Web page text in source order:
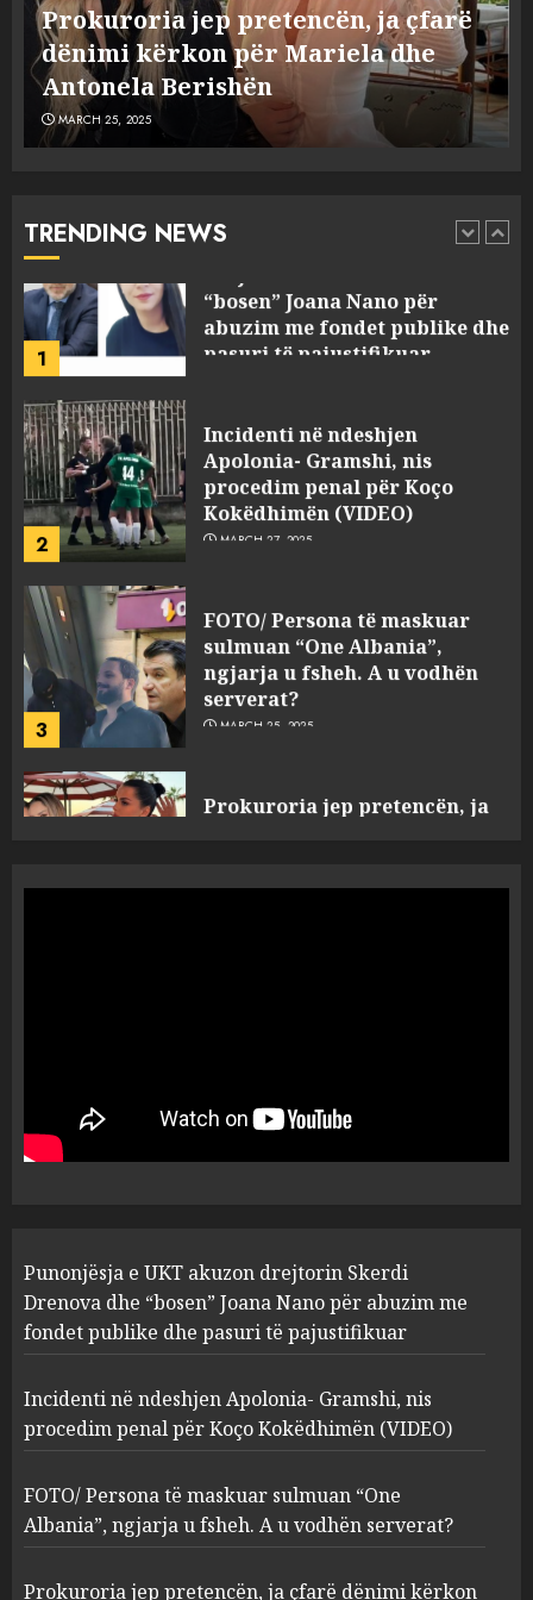
me Talo Çelën”, dëshmia e Nuredin
Dumanit flet për PERSONAT që e
plagosën!
MARCH 25, 2025
TRENDING NEWS
5
flet për PERSONAT që e
plagosën!
MARCH 25, 2025
1
Punonjësja e UKT akuzon
pasuri të pajustifikuar
2
Incidenti në ndeshjen
Apolonia- Gramshi, nis
MARCH 27, 2025
3
FOTO/ Persona të maskuar
sulmuan “One Albania”,
MARCH 25, 2025
4
Prokuroria jep pretencën, ja
çfarë dënimi kërkon për
MARCH 25, 2025
1
“bosen” Joana Nano për
abuzim me fondet publike dhe
pasuri të pajustifikuar
2
Apolonia- Gramshi, nis
procedim penal për Koço
Kokëdhimën (VIDEO)
MARCH 27, 2025
3
FOTO/ Persona të maskuar
sulmuan “One Albania”,
ngjarja u fsheh. A u vodhën
serverat?
MARCH 25, 2025
Punonjësja e UKT akuzon drejtorin Skerdi
Drenova dhe “bosen” Joana Nano për abuzim me
fondet publike dhe pasuri të pajustifikuar
Incidenti në ndeshjen Apolonia- Gramshi, nis
procedim penal për Koço Kokëdhimën (VIDEO)
FOTO/ Persona të maskuar sulmuan “One
Albania”, ngjarja u fsheh. A u vodhën serverat?
Prokuroria jep pretencën, ja çfarë dënimi kërkon